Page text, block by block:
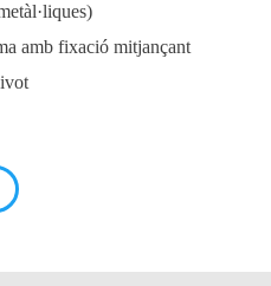
amb fixació mitjançant